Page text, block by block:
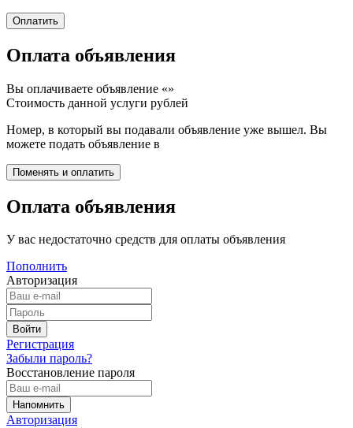
Оплата объявления
Вы оплачиваете объявление «»
Стоимость данной услуги рублей
Номер, в который вы подавали объявление уже вышел. Вы
можете подать объявление в
Оплата объявления
У вас недостаточно средств для оплаты объявления
Пополнить
Авторизация
Регистрация
Забыли пароль?
Восстановление пароля
Авторизация